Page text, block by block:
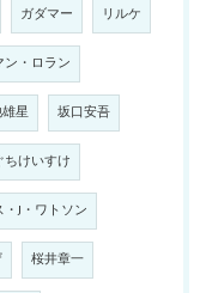
ガダマー リルケ
ン・ロラン
星 坂口安吾
ちけいすけ
・J・ワトソン
桜井章一